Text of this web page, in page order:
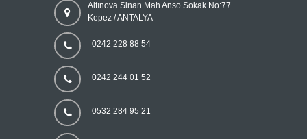
Altınova Sinan Mah Anso Sokak No:77
Kepez / ANTALYA
0242 228 88 54
0242 244 01 52
0532 284 95 21